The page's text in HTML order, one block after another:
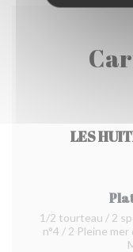
LES
1/2 tourteau / 2
n°4 / 2 Pleine